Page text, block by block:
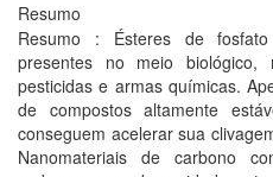
Resumo
Resumo : Ésteres de
presentes no meio biológico,
pesticidas e armas químicas.
de compostos altamente
conseguem acelerar sua
Nanomateriais de carbono